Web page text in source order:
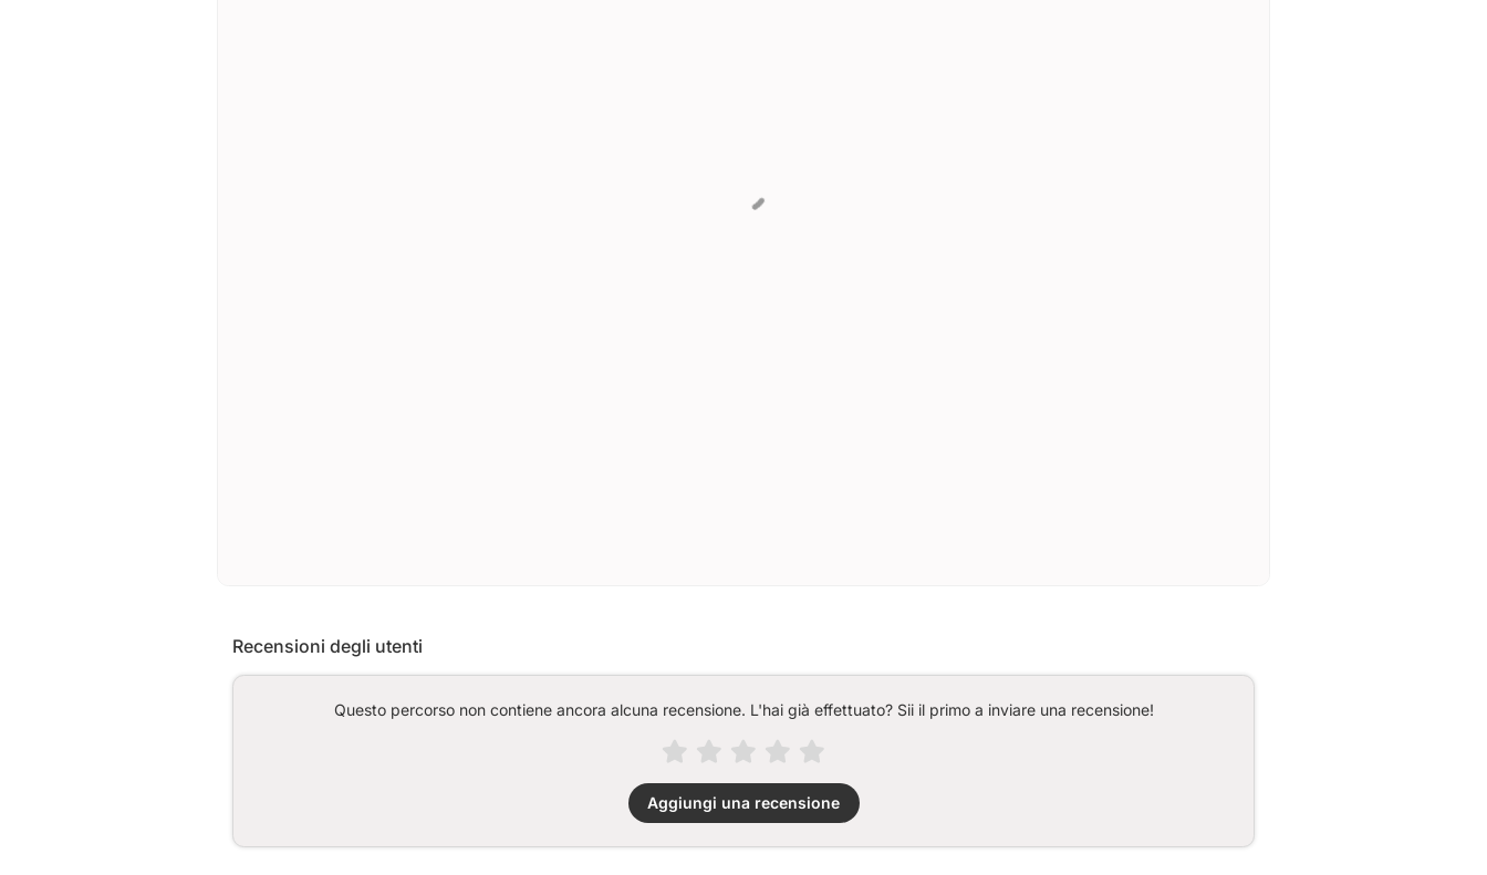
Recensioni degli utenti
Questo percorso non contiene ancora alcuna recensione. L'hai già effettuato? Sii il primo a inviare una recensione!
Aggiungi una recensione